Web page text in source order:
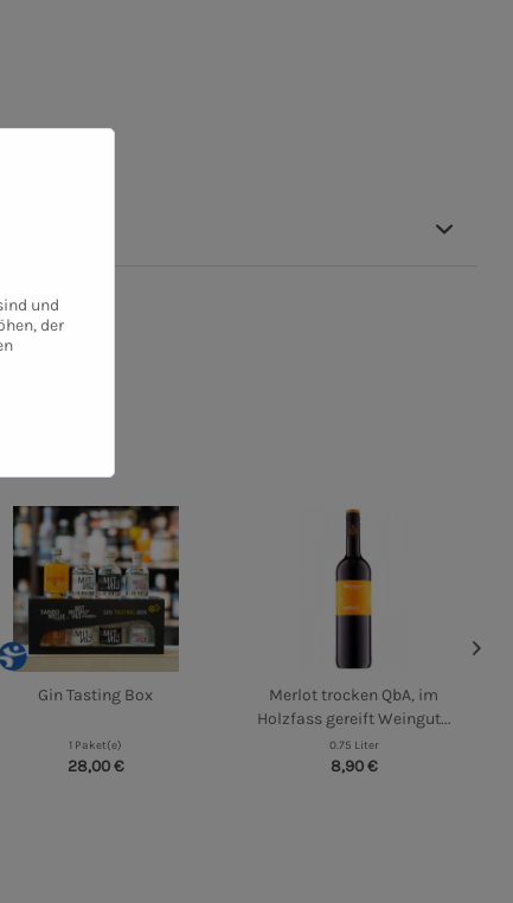
Gin Tasting Box
1 Paket(e)
28,00 €
Merlot trocken QbA, im
Holzfass gereift Weingut...
0.75 Liter
8,90 €
und
der